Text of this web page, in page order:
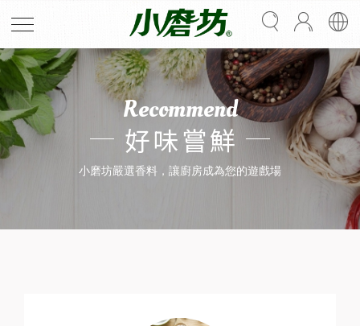
Recommend
好味嘗鮮
小磨坊嚴選香料，讓廚房成為您的遊戲場